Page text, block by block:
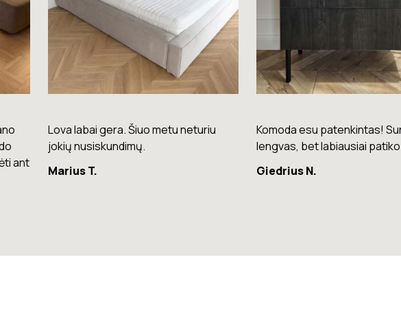
Komoda esu patenkintas! Surinkimas
lengvas, bet labiausiai patiko spalva.
Giedrius N.
Puikios kokybės kėdės –
patogios ir stilingos.
Raminta G.